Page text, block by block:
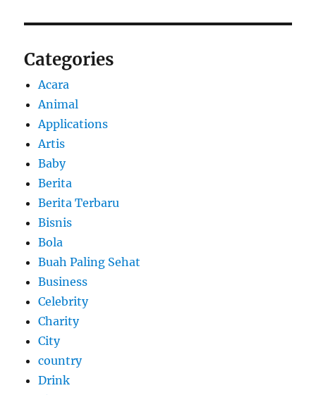
Categories
Acara
Animal
Applications
Artis
Baby
Berita
Berita Terbaru
Bisnis
Bola
Buah Paling Sehat
Business
Celebrity
Charity
City
country
Drink